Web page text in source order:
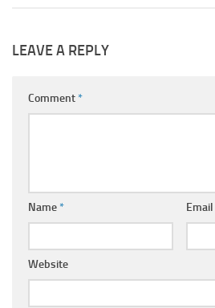
LEAVE A REPLY
Comment*
Name* Email
Website